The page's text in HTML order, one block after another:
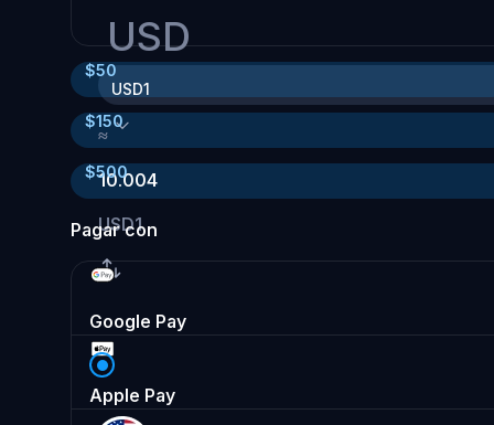
USD
USD1
≈
10.004
USD1
$50
$150
$500
Pagar con
Google Pay
Apple Pay